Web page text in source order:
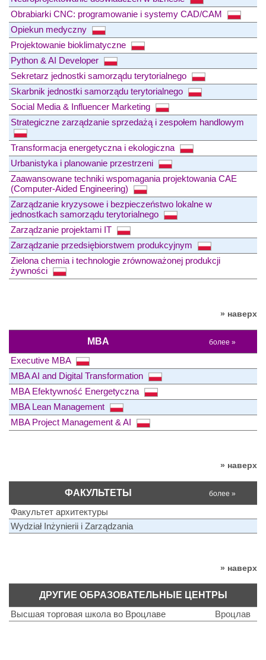
Obrabiarki CNC: programowanie i systemy CAD/CAM
Opiekun medyczny
Projektowanie bioklimatyczne
Python & AI Developer
Sekretarz jednostki samorządu terytorialnego
Skarbnik jednostki samorządu terytorialnego
Social Media & Influencer Marketing
Strategiczne zarządzanie sprzedażą i zespołem handlowym
Transformacja energetyczna i ekologiczna
Urbanistyka i planowanie przestrzeni
Zaawansowane techniki wspomagania projektowania CAE
(Computer-Aided Engineering)
Zarządzanie kryzysowe i bezpieczeństwo lokalne w
jednostkach samorządu terytorialnego
Zarządzanie projektami IT
Zarządzanie przedsiębiorstwem produkcyjnym
Zielona chemia i technologie zrównoważonej produkcji
żywności
» наверх
MBA более »
Executive MBA
MBA AI and Digital Transformation
MBA Efektywność Energetyczna
MBA Lean Management
MBA Project Management & AI
» наверх
ФАКУЛЬТЕТЫ более »
Факультет архитектуры
Wydział Inżynierii i Zarządzania
» наверх
ДРУГИЕ ОБРАЗОВАТЕЛЬНЫЕ ЦЕНТРЫ
Высшая торговая школа во Вроцлаве
Вроцлав